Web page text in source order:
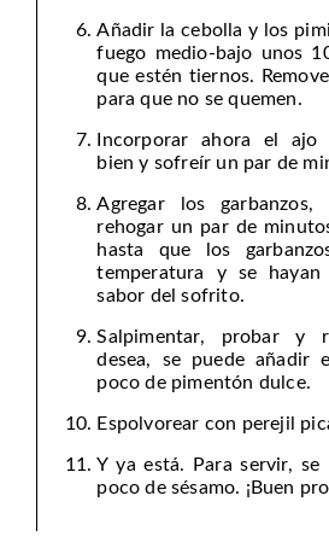
Añadir la cebolla y los
fuego medio-bajo unos
que estén tiernos.
para que no se quemen.
Incorporar ahora el ajo
bien y sofreír un par de
Agregar los
rehogar un par de
hasta que los
temperatura y se hayan
sabor del sofrito.
Salpimentar, probar y
desea, se puede añadir
poco de pimentón dulce.
Espolvorear con perejil
Y ya está. Para servir, se
poco de sésamo. ¡Buen